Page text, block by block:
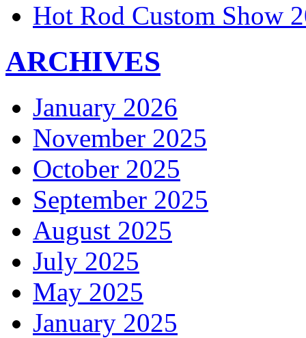
Hot Rod Custom Show
ARCHIVES
January 2026
November 2025
October 2025
September 2025
August 2025
July 2025
May 2025
January 2025